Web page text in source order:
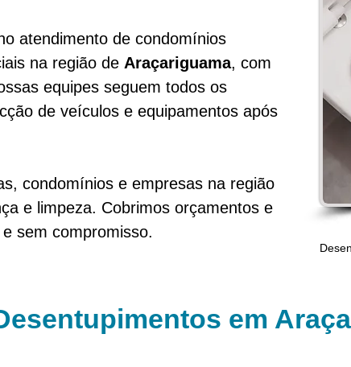
atendimento de condomínios
na região de Araçariguama, com
equipes seguem todos os
de veículos e equipamentos após
condomínios e empresas na região
e limpeza. Cobrimos orçamentos e
e sem compromisso.
em